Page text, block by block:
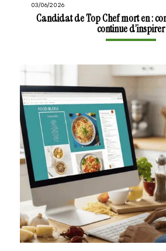
03/06/2026
Candidat de Top Chef mort en :
continue d’inspirer